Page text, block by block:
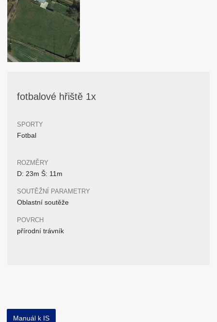
fotbalové hřiště 1x
SPORTY
Fotbal
ROZMĚRY
D: 23m Š: 11m
SOUTĚŽNÍ PARAMETRY
Oblastní soutěže
POVRCH
přírodní trávník
Manuál k IS